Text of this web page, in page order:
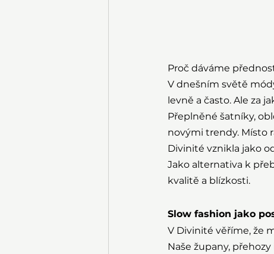
Proč dáváme
V dnešním světě
levně a často. Ale za
Přeplněné šatníky,
novými trendy. Místo
Divinité vznikla jako
Jako alternativa k
kvalitě a blízkosti.
Slow fashion jako
V Divinité věříme, že
Naše župany,